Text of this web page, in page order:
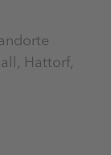
Hattorf,